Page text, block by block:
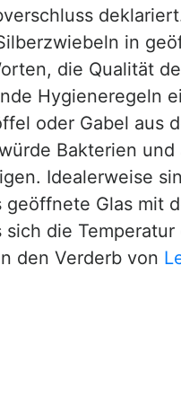
in
die Qualität
Hygieneregeln
oder Gabel aus
Bakterien und
Idealerweise
Glas mit
die Temperatur
den Verderb von